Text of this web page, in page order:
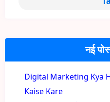
नई
Digital Marketing Kya
Kaise Kare